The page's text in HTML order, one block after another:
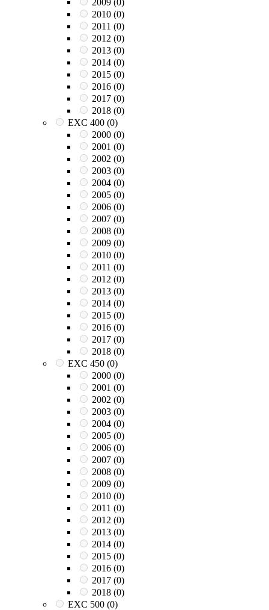
2010 (0)
2011 (0)
2012 (0)
2013 (0)
2014 (0)
2015 (0)
2016 (0)
2017 (0)
2018 (0)
EXC 400 (0)
2000 (0)
2001 (0)
2002 (0)
2003 (0)
2004 (0)
2005 (0)
2006 (0)
2007 (0)
2008 (0)
2009 (0)
2010 (0)
2011 (0)
2012 (0)
2013 (0)
2014 (0)
2015 (0)
2016 (0)
2017 (0)
2018 (0)
EXC 450 (0)
2000 (0)
2001 (0)
2002 (0)
2003 (0)
2004 (0)
2005 (0)
2006 (0)
2007 (0)
2008 (0)
2009 (0)
2010 (0)
2011 (0)
2012 (0)
2013 (0)
2014 (0)
2015 (0)
2016 (0)
2017 (0)
2018 (0)
EXC 500 (0)